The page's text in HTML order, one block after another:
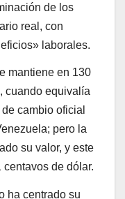
de los
real, con
laborales.
mantiene en 130
cuando equivalía
cambio oficial
pero la
su valor, y este
de dólar.
ha centrado su